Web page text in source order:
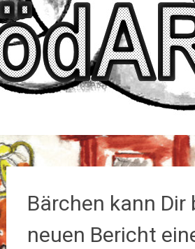
Bärchen kann Dir
neuen Bericht